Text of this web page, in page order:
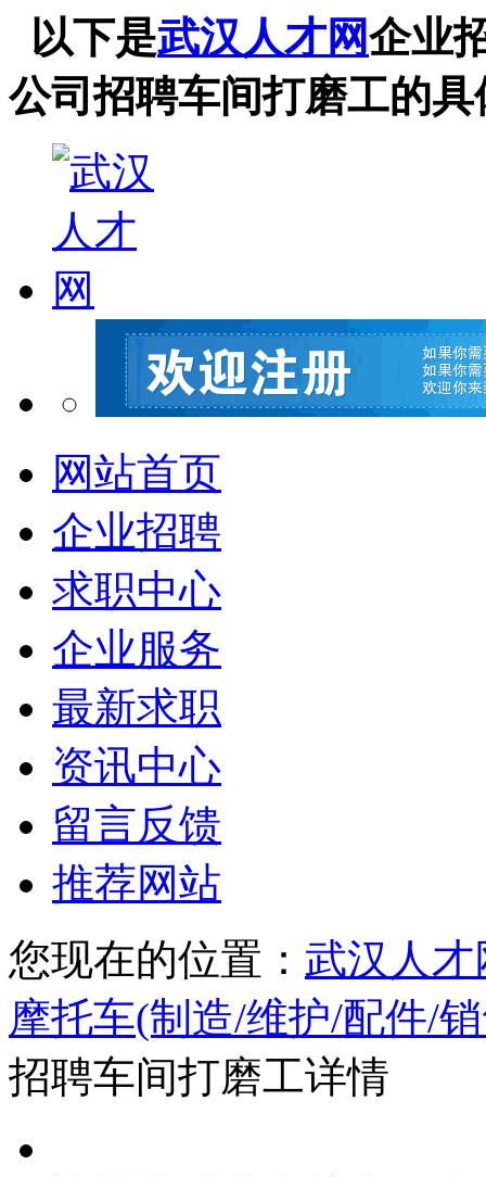
以下是武汉人才网企业
公司招聘车间打磨工的
网站首页
企业招聘
求职中心
企业服务
最新求职
资讯中心
留言反馈
推荐网站
您现在的位置： 武汉人才
摩托车(制造/维护/配件/
招聘车间打磨工详情